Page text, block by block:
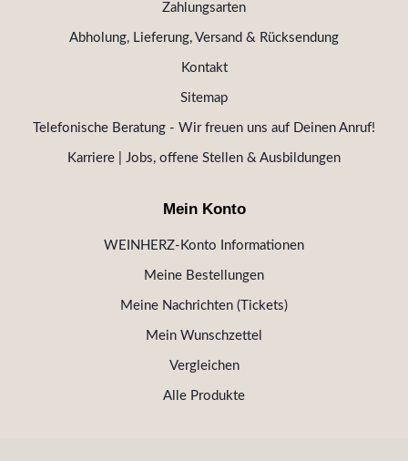
Zahlungsarten
Abholung, Lieferung, Versand & Rücksendung
Kontakt
Sitemap
Telefonische Beratung - Wir freuen uns auf Deinen Anruf!
Karriere | Jobs, offene Stellen & Ausbildungen
Mein Konto
WEINHERZ-Konto Informationen
Meine Bestellungen
Meine Nachrichten (Tickets)
Mein Wunschzettel
Vergleichen
Alle Produkte